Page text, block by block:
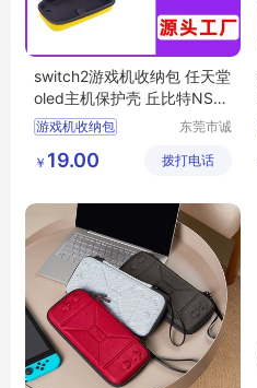
switch2游戏机收纳包 任天堂
oled主机保护壳 丘比特NS防
护硬壳包
游戏机收纳包
switch2收纳包
东莞市诚
限公司
￥ 19.00 拨打电话